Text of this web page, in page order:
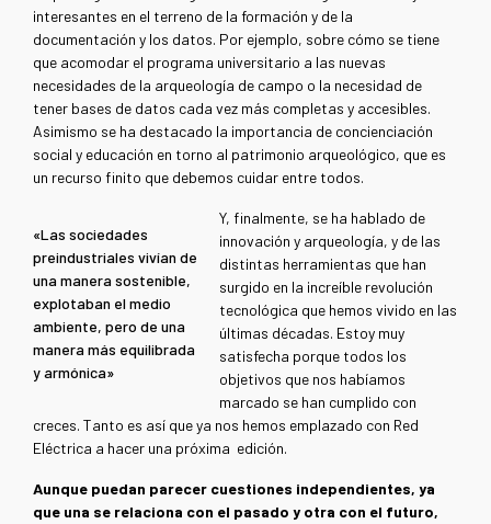
interesantes en el terreno de la formación y de la
documentación y los datos. Por ejemplo, sobre cómo se tiene
que acomodar el programa universitario a las nuevas
necesidades de la arqueología de campo o la necesidad de
tener bases de datos cada vez más completas y accesibles.
Asimismo se ha destacado la importancia de concienciación
social y educación en torno al patrimonio arqueológico, que es
un recurso finito que debemos cuidar entre todos.
«Las sociedades
preindustriales vivían de
una manera sostenible,
explotaban el medio
ambiente, pero de una
manera más equilibrada
y armónica»
Y, finalmente, se ha hablado de
innovación y arqueología, y de las
distintas herramientas que han
surgido en la increíble revolución
tecnológica que hemos vivido en las
últimas décadas. Estoy muy
satisfecha porque todos los
objetivos que nos habíamos
marcado se han cumplido con
creces. Tanto es así que ya nos hemos emplazado con Red
Eléctrica a hacer una próxima edición.
Aunque puedan parecer cuestiones independientes, ya
que una se relaciona con el pasado y otra con el futuro,